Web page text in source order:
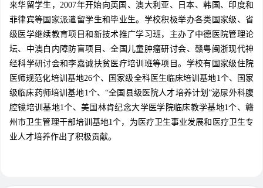
来华留学生，2007年开始向英国、澳大利亚、日本、韩国、印度和
菲律宾等国家派遣留学生和毕业生。学校积极举办各类国家级、省
级医学继续教育项目和新技术推广学习班，主办了中德医院管理论
坛、中澳白内障防盲项目、全国儿童肿瘤研讨会、赣粤闽浙现代神
经科学研讨会和李嘉诚扶贫医疗培训班等项目。学校有国家级住院
医师规范化培训基地26个、国家级全科医生临床培训基地1个、国家
级临床药师培训基地1个、“全国县级医院人才培养计划”泌尿外科腹
腔镜培训基地1个、美国林肯纪念大学医学院临床教学基地1个、赣
州市卫生管理干部培训基地1个，为医疗卫生事业发展和医疗卫生专
业人才培养作出了积极贡献。